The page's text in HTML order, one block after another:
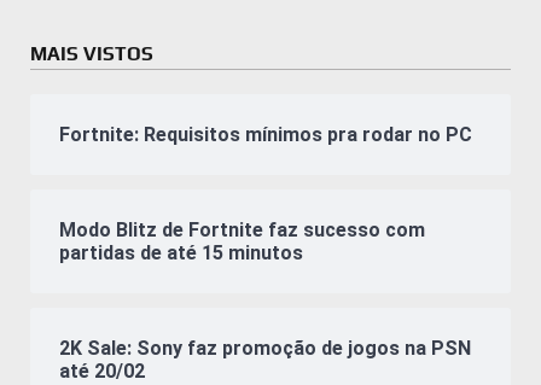
MAIS VISTOS
Fortnite: Requisitos mínimos pra rodar no PC
Modo Blitz de Fortnite faz sucesso com
partidas de até 15 minutos
2K Sale: Sony faz promoção de jogos na PSN
até 20/02